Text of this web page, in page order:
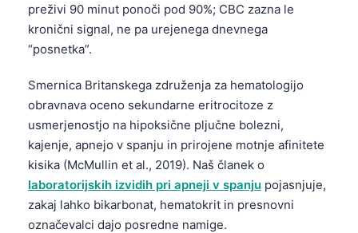
preživi 90 minut ponoči pod 90%; CBC zazna le
kronični signal, ne pa urejenega dnevnega
“posnetka”.
Smernica Britanskega združenja za hematologijo
obravnava oceno sekundarne eritrocitoze z
usmerjenostjo na hipoksične pljučne bolezni,
kajenje, apnejo v spanju in prirojene motnje afinitete
kisika (McMullin et al., 2019). Naš članek o
laboratorijskih izvidih pri apneji v spanju pojasnjuje,
zakaj lahko bikarbonat, hematokrit in presnovni
označevalci dajo posredne namige.
मराठी
తెలుగు
தமிழ்
ગુજરાતી
ಕನ್ನಡ
മലയാളം
Bahasa Melayu
Tiếng Việt